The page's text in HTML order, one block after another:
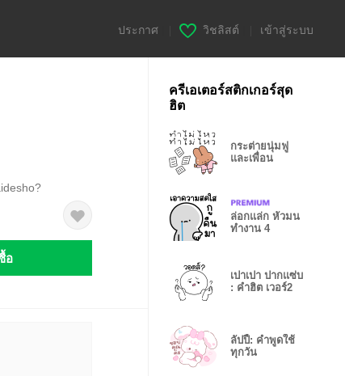
ประกาศ วิชลิสต์ เข้าสู่ระบบ
อ
ครีเอเตอร์สติกเกอร์สุด
ฮิต
กระต่ายนุ่มฟู
และเพื่อน
ล่อกแล่ก หัวมน
ทำงาน 4
เปาเปา ปากแซ่บ
: คำฮิต เวอร์2
ลัปปี้: คำพูดใช้
ทุกวัน